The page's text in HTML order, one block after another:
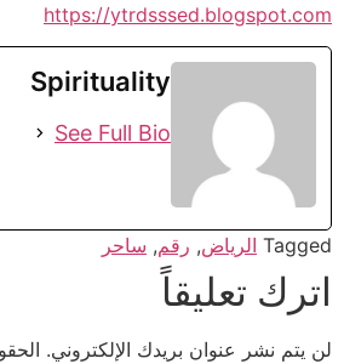
https://ytrdsssed.blogspot.com
Spirituality
See Full Bio
Tagged الرياض, رقم, ساحر
اترك تعليقاً
لن يتم نشر عنوان بريدك الإلكتروني.